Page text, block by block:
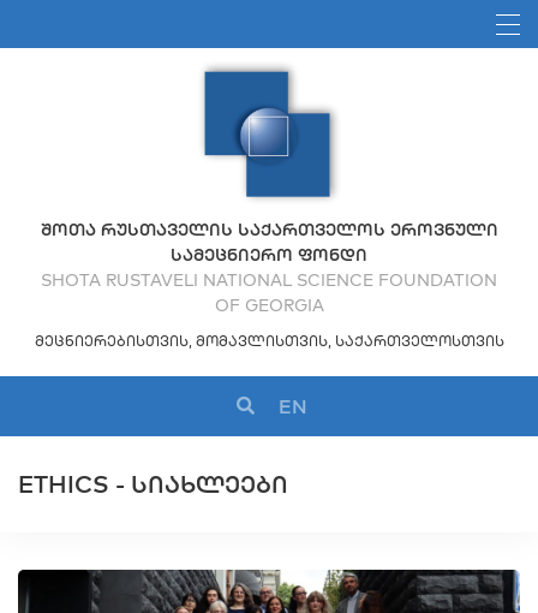
ᲨᲝᲗᲐ ᲠᲣᲡᲗᲐᲕᲔᲚᲘᲡ ᲡᲐᲥᲐᲠᲗᲕᲔᲚᲝᲡ ᲔᲠᲝᲕᲜᲣᲚᲘ
ᲡᲐᲛᲔᲪᲜᲘᲔᲠᲝ ᲤᲝᲜᲓᲘ
SHOTA RUSTAVELI NATIONAL SCIENCE FOUNDATION
OF GEORGIA
ᲛᲔᲪᲜᲘᲔᲠᲔᲑᲘᲡᲗᲕᲘᲡ, ᲛᲝᲛᲐᲕᲚᲘᲡᲗᲕᲘᲡ, ᲡᲐᲥᲐᲠᲗᲕᲔᲚᲝᲡᲗᲕᲘᲡ
EN
ETHICS - ᲡᲘᲐᲮᲚᲔᲔᲑᲘ